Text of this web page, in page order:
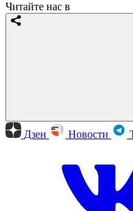
Читайте нас в
Дзен Новости